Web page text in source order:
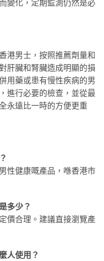
變化，定期監測仍然是必
港男士，按照推薦劑量和
肝臟和腎臟造成明顯的損
用藥或患有慢性疾病的男
進行必要的檢查，並從最
永遠比一時的方便更重
性健康嘅產品，喺香港市
多少？
價合理。建議直接瀏覽產
人使用？